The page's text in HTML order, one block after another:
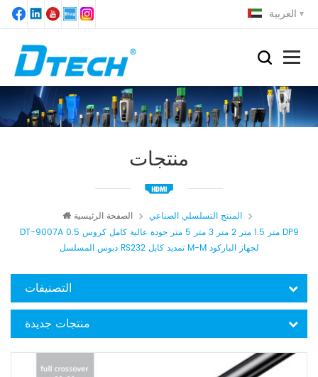
العربية
منتجات
الصفحة الرئيسية
المنتج التسلسلي الصناعي
DT-9007A 0.5 متر 1.5 متر 2 متر 3 متر 5 متر جودة عالية كامل كروس DP9
دبوس المسلسل RS232 تمديد كابل M-M لجهاز الباركود
التصنيفات
منتجات جديدة